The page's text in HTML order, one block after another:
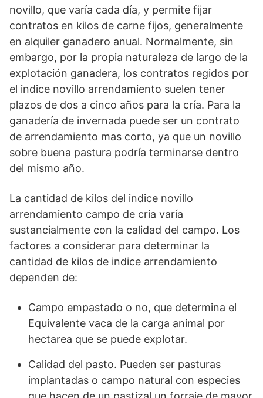
novillo, que varía cada día, y permite fijar
contratos en kilos de carne fijos, generalmente
en alquiler ganadero anual. Normalmente, sin
embargo, por la propia naturaleza de largo de la
explotación ganadera, los contratos regidos por
el indice novillo arrendamiento suelen tener
plazos de dos a cinco años para la cría. Para la
ganadería de invernada puede ser un contrato
de arrendamiento mas corto, ya que un novillo
sobre buena pastura podría terminarse dentro
del mismo año.
La cantidad de kilos del indice novillo
arrendamiento campo de cria varía
sustancialmente con la calidad del campo. Los
factores a considerar para determinar la
cantidad de kilos de indice arrendamiento
dependen de:
Campo empastado o no, que determina el
Equivalente vaca de la carga animal por
hectarea que se puede explotar.
Calidad del pasto. Pueden ser pasturas
implantadas o campo natural con especies